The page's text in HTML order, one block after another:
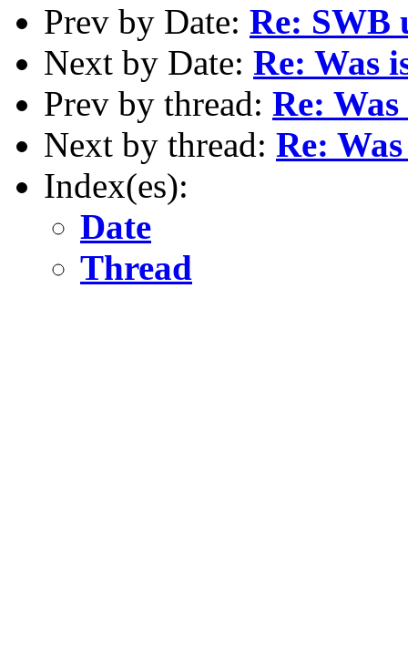
Prev by Date: Re: SWB
Next by Date: Re: Was
Prev by thread: Re:
Next by thread: Re:
Index(es):
Date
Thread